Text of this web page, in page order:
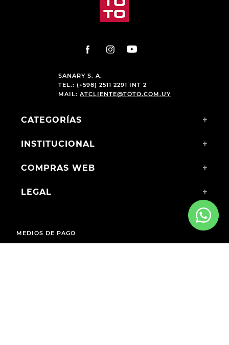
SANARY S. A.
TEL.: (+598) 2511 2291 INT 2
MAIL: ATCLIENTE@TOTO.COM.UY
CATEGORÍAS +
INSTITUCIONAL +
COMPRAS WEB +
LEGAL +
MEDIOS DE PAGO